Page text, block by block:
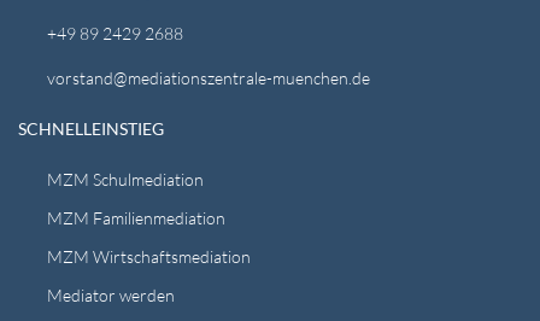
+49 89 2429 2688
vorstand@mediationszentrale-muenchen.de
SCHNELLEINSTIEG
MZM Schulmediation
MZM Familienmediation
MZM Wirtschaftsmediation
Mediator werden